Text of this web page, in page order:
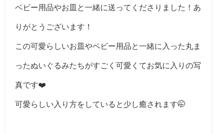
ベビー用品やお皿と一緒に送ってくださりました！あ
りがとうございます！
この可愛らしいお皿やベビー用品と一緒に入った丸ま
ったぬいぐるみたちがすごく可愛くてお気に入りの写
真です❤️
可愛らしい入り方をしていると少し癒されます🤭